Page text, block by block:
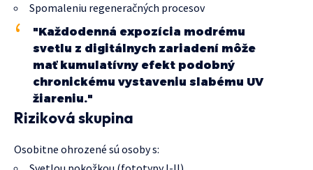
Spomaleniu regeneračných procesov
"Každodenná expozícia modrému
svetlu z digitálnych zariadení môže
mať kumulatívny efekt podobný
chronickému vystaveniu slabému UV
žiareniu."
Riziková skupina
Osobitne ohrozené sú osoby s: